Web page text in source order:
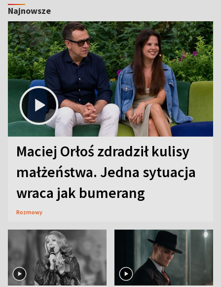
Najnowsze
Maciej Orłoś zdradził kulisy
małżeństwa. Jedna sytuacja
wraca jak bumerang
Rozmowy